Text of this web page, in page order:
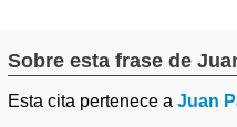
Sobre esta frase de
Esta cita pertenece a Juan